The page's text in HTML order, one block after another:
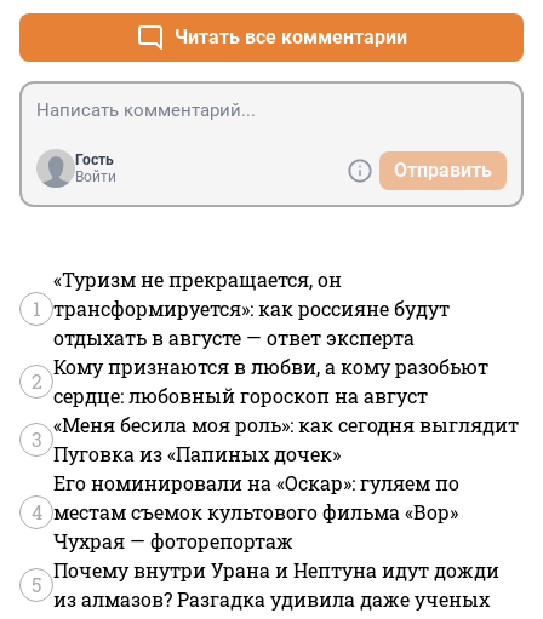
Читать все комментарии
Гость
Войти
Отправить
1
«Туризм не прекращается, он
трансформируется»: как россияне будут
отдыхать в августе — ответ эксперта
2
Кому признаются в любви, а кому разобьют
сердце: любовный гороскоп на август
3
«Меня бесила моя роль»: как сегодня выглядит
Пуговка из «Папиных дочек»
4
Его номинировали на «Оскар»: гуляем по
местам съемок культового фильма «Вор»
Чухрая — фоторепортаж
5
Почему внутри Урана и Нептуна идут дожди
из алмазов? Разгадка удивила даже ученых